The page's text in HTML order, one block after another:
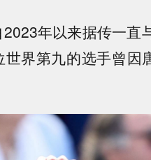
年以来据传一直
世界第九的选手曾